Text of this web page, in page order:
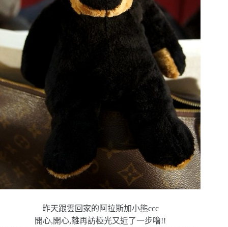
昨天跟雲回家的阿拉斯加小熊ccc
開心,開心,離再訪極光又近了一步嚕!!